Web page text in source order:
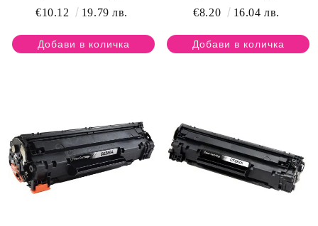
капацитет 1 000 стр.
€10.12 19.79 лв.
капацитет 2 000 стр.
€8.20 16.04 лв.